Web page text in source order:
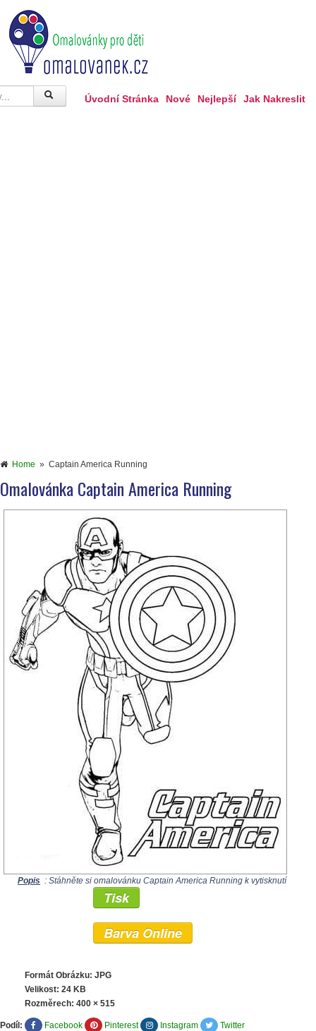
Úvodní Stránka Nové Nejlepší Jak Nakreslit
Home » Captain America Running
Omalovánka Captain America Running
Popis : Stáhněte si omalovánku Captain America Running k vytisknutí
Tisk
Barva Online
Formát Obrázku: JPG
Velikost: 24 KB
Rozměrech: 400 × 515
Podíl: Facebook Pinterest Instagram Twitter